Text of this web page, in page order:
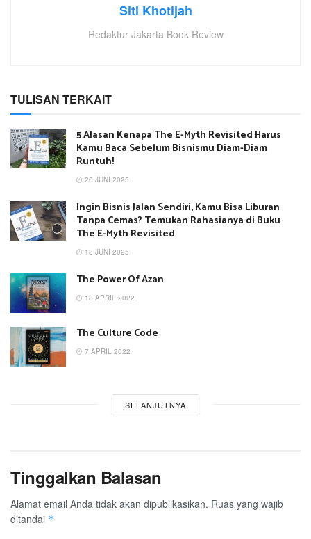
Siti Khotijah
Redaktur Jakarta Book Review
TULISAN TERKAIT
5 Alasan Kenapa The E-Myth Revisited Harus
Kamu Baca Sebelum Bisnismu Diam-Diam
Runtuh!
20 JUNI 2025
Ingin Bisnis Jalan Sendiri, Kamu Bisa Liburan
Tanpa Cemas? Temukan Rahasianya di Buku
The E-Myth Revisited
18 JUNI 2025
The Power Of Azan
18 APRIL 2022
The Culture Code
7 APRIL 2022
SELANJUTNYA
Tinggalkan Balasan
Alamat email Anda tidak akan dipublikasikan. Ruas yang wajib
ditandai *